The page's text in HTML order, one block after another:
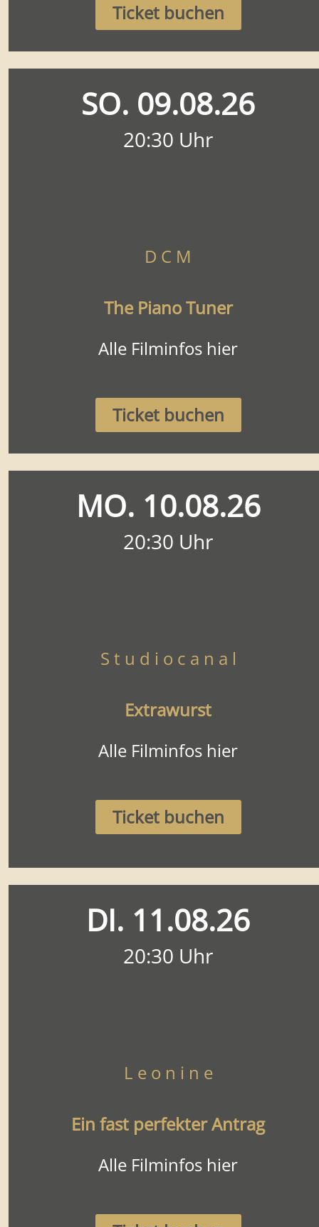
Ticket buchen
SO. 09.08.26
20:30 Uhr
D C M
The Piano Tuner
Alle Filminfos hier
Ticket buchen
MO. 10.08.26
20:30 Uhr
S t u d i o c a n a l
Extrawurst
Alle Filminfos hier
Ticket buchen
DI. 11.08.26
20:30 Uhr
L e o n i n e
Ein fast perfekter Antrag
Alle Filminfos hier